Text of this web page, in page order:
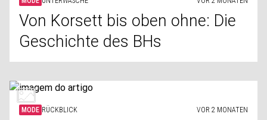
Von Korsett bis oben ohne: Die
Geschichte des BHs
MODE RÜCKBLICK VOR 2 MONATEN